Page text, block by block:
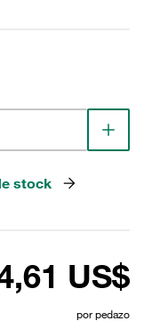
stock
US$
por pedazo